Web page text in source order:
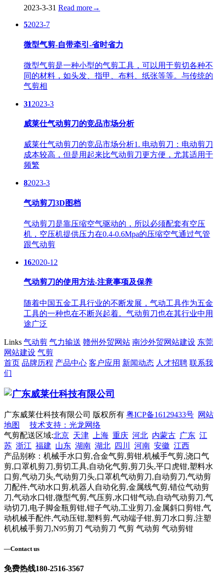
2023-3-31 Read more→
52023-7
微型气剪-自带牵引-省时省力
微型气剪是一种小型的气剪工具，可以用于剪切各种不
同的材料，如头发、指甲、布料、纸张等等。与传统的
气剪相
312023-3
威莱仕气动剪刀的竞品市场分析
威莱仕气动剪刀的竞品市场分析1. 电动剪刀：电动剪刀
成本较高，但是用起来比气动剪刀更方便，尤其适用于
频繁
82023-3
气动剪刀3D图档
气动剪刀是靠压缩空气驱动的，所以必须配套有空压
机，空压机提供压力在0.4-0.6Mpa的压缩空气通过气管
跟气动剪
162020-12
气动剪刀的使用方法-注意事项及保养
随着中国五金工具行业的不断发展，气动工具作为五金
工具的一种也在不断兴起着。气动剪刀也在其行业中用
途广泛
Links 气动剪 气力输送 赣州外贸网站 南沙外贸网站建设 东莞
网站建设 气剪
首页 品牌历程 产品中心 客户应用 新闻动态 人才招聘 联系我
们
广东威莱仕科技有限公司 版权所有 粤ICP备16129433号 网站
地图
技术支持：光龙网络
气剪配送区域:北京 天津 上海 重庆 河北 内蒙古 广东 江
苏 浙江 福建 山东 湖南 湖北 四川 河南 安徽 江西
产品别称：机械手水口剪,合金气剪,剪钳,机械手气剪,浇口气
剪,口罩机剪刀,剪切工具,自动化气剪,剪刀头,平口虎钳,塑料水
口剪,气动刀头,气动剪刀头,口罩机气动剪刀,自动剪刀,气动剪
刀配件,气动水口剪,机器人自动化剪,金属线气剪,错位气动剪
刀,气动水口钳,微型气剪,气压剪,水口钳气动,自动气动剪刀,气
动切刀,电子脚金瓶剪钳,钳子气动,工业剪刀,金属斜口剪钳,气
动机械手配件,气动压钳,塑料剪,气动端子钳,剪刀水口剪,注塑
机机械手剪刀,N95剪刀 气动剪刀 气剪 气动剪 气动剪钳
—Contact us
免费热线180-2516-3567